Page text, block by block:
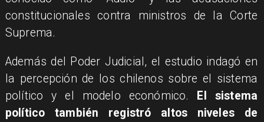
constitucionales contra ministros de la Corte
Suprema.
Además del Poder Judicial, el estudio indagó en
la percepción de los chilenos sobre el sistema
político y el modelo económico.
El sistema
político también registró altos niveles de